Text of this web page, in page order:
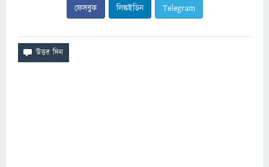
ফেসবুক লিঙ্কইডিন Telegram